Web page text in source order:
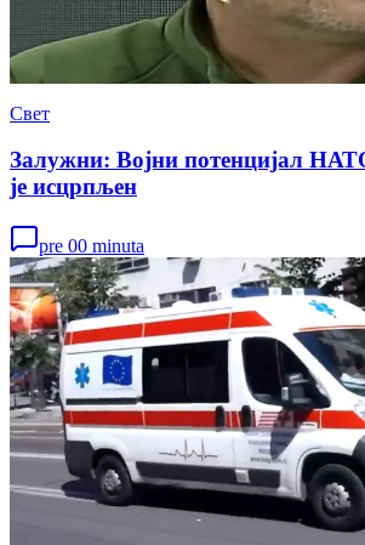
Свет
Залужни: Војни потенцијал
је исцрпљен
pre 00 minuta